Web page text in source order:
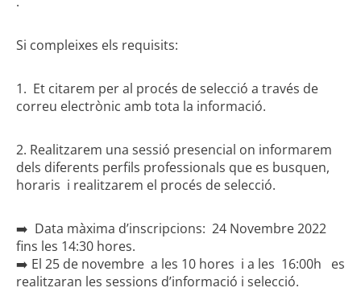
Si compleixes els requisits:
1. Et citarem per al procés de selecció a través de
correu electrònic amb tota la informació.
2. Realitzarem una sessió presencial on informarem
dels diferents perfils professionals que es busquen,
horaris i realitzarem el procés de selecció.
➡️ Data màxima d’inscripcions: 24 Novembre 2022
fins les 14:30 hores.
➡️ El 25 de novembre a les 10 hores i a les 16:00h es
realitzaran les sessions d’informació i selecció.